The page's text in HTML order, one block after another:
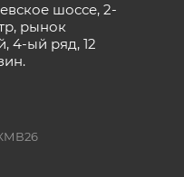
шоссе, 2-
рынок
4-ый ряд, 12